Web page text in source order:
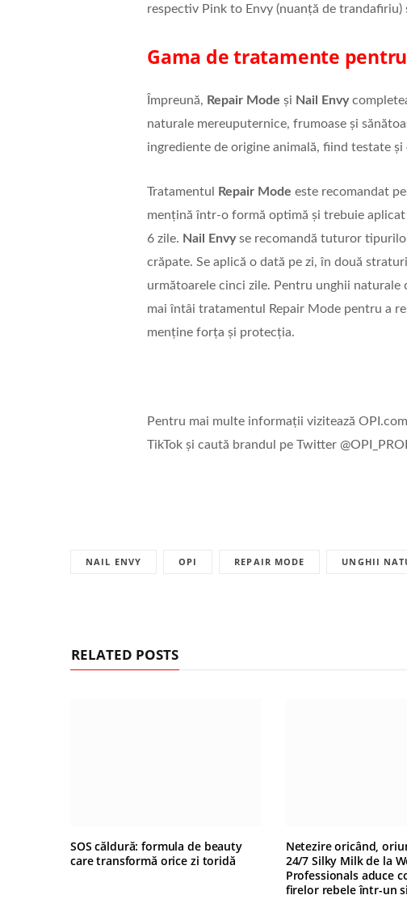
respectiv Pink to Envy (nuanță de trandafiriu)
Gama de tratamente
Împreună, Repair Mode și Nail Envy
naturale mereuputernice, frumoase și
ingrediente de origine animală, fiind testate
Tratamentul Repair Mode este recomandat
mențină într-o formă optimă și trebuie
6 zile. Nail Envyse recomandă tuturor
crăpate. Se aplică o dată pe zi, în două
următoarele cinci zile. Pentru unghii naturale
mai întâi tratamentul Repair Mode pentru a
menține forța și protecția.
Pentru mai multe informații vizitează
TikTok și caută brandul pe Twitter
NAIL ENVY OPI REPAIR MODE UNGHII
RELATED POSTS
SOS căldură: formula de beauty
care transformă orice zi toridă
Netezire oricând,
24/7 Silky Milk de la
Professionals aduce
firelor rebele într-un